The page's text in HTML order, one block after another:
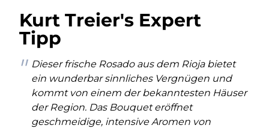
Kurt Treier's Expert
Tipp
Dieser frische Rosado aus dem Rioja bietet
ein wunderbar sinnliches Vergnügen und
kommt von einem der bekanntesten Häuser
der Region. Das Bouquet eröffnet
geschmeidige, intensive Aromen von